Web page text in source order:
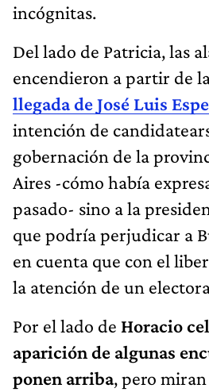
incógnitas.
Del lado de Patricia, las
encendieron a partir de
llegada de José Luis
intención de
gobernación de la
Aires -cómo había
pasado- sino a la
que podría perjudicar a
en cuenta que con el
la atención de un
Por el lado de Horacio
aparición de algunas
ponen arriba, pero